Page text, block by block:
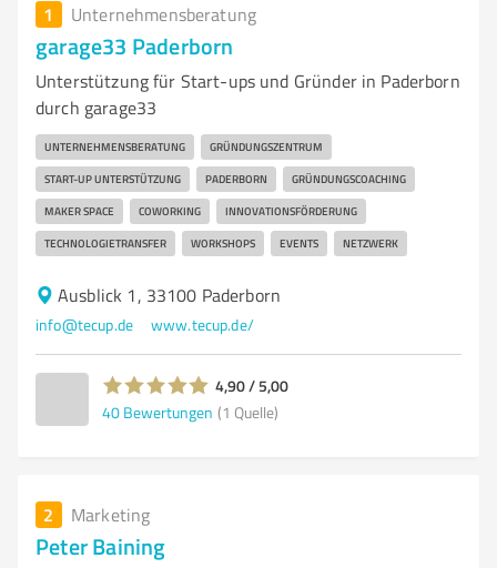
1 Unternehmensberatung
garage33 Paderborn
Unterstützung für Start-ups und Gründer in Paderborn
durch garage33
UNTERNEHMENSBERATUNG GRÜNDUNGSZENTRUM
START-UP UNTERSTÜTZUNG PADERBORN GRÜNDUNGSCOACHING
MAKER SPACE COWORKING INNOVATIONSFÖRDERUNG
TECHNOLOGIETRANSFER WORKSHOPS EVENTS NETZWERK
Ausblick 1, 33100 Paderborn
info@tecup.de www.tecup.de/
4,90 / 5,00
40 Bewertungen (1 Quelle)
2 Marketing
Peter Baining